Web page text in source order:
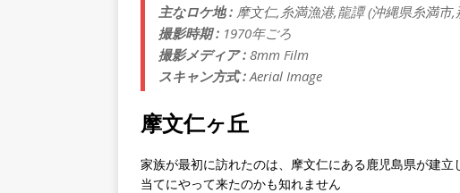
主なロケ地 : 摩文仁,糸満漁港,龍譚 (沖縄県糸満市,
撮影時期 : 1970年ごろ
撮影メディア : 8mm Film
スキャン方式 : Aerial Image
摩文仁ヶ丘
家族が最初に訪れたのは、摩文仁にある鹿児島県が建
当てにやって来たのかも知れません